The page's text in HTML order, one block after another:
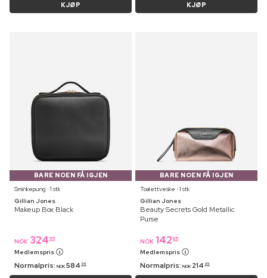
KJØP KJØP
BARE NOEN FÅ IGJEN
Sminkepung ⋅ 1 stk
Gillian Jones
Makeup Box Black
NOK 324 95
Medlemspris
Normalpris: NOK 584 95
BARE NOEN FÅ IGJEN
Toalettveske ⋅ 1 stk
Gillian Jones
Beauty Secrets Gold Metallic
Purse
NOK 142 95
Medlemspris
Normalpris: NOK 214 95